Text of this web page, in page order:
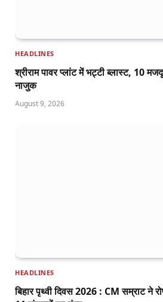
HEADLINES
श्रीराम पावर प्लांट में भट्टी ब्लास्ट, 10
नाजुक
August 9, 2026
HEADLINES
बिहार पृथ्वी दिवस 2026 : CM सम्राट ने